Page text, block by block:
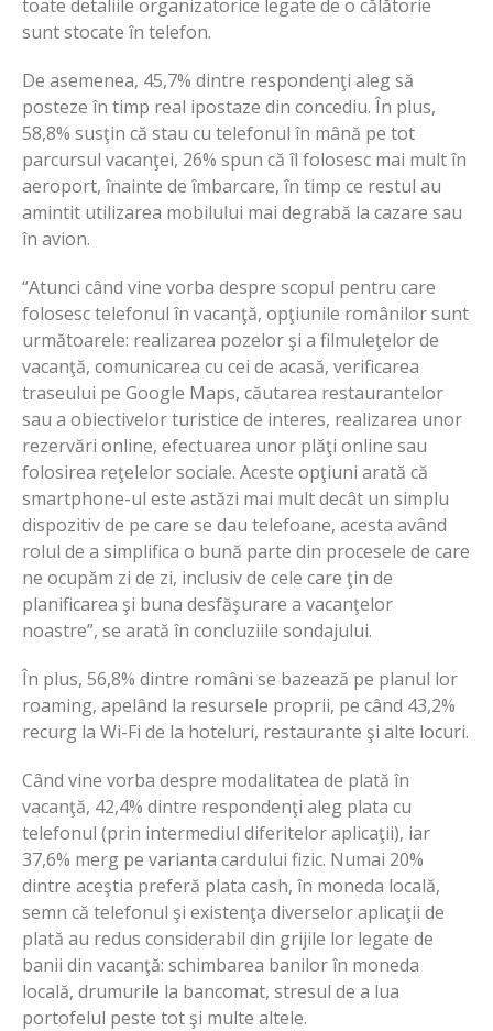
toate detaliile organizatorice legate de o călătorie
sunt stocate în telefon.
De asemenea, 45,7% dintre respondenţi aleg să
posteze în timp real ipostaze din concediu. În plus,
58,8% susţin că stau cu telefonul în mână pe tot
parcursul vacanţei, 26% spun că îl folosesc mai mult în
aeroport, înainte de îmbarcare, în timp ce restul au
amintit utilizarea mobilului mai degrabă la cazare sau
în avion.
“Atunci când vine vorba despre scopul pentru care
folosesc telefonul în vacanţă, opţiunile românilor sunt
următoarele: realizarea pozelor şi a filmuleţelor de
vacanţă, comunicarea cu cei de acasă, verificarea
traseului pe Google Maps, căutarea restaurantelor
sau a obiectivelor turistice de interes, realizarea unor
rezervări online, efectuarea unor plăţi online sau
folosirea reţelelor sociale. Aceste opţiuni arată că
smartphone-ul este astăzi mai mult decât un simplu
dispozitiv de pe care se dau telefoane, acesta având
rolul de a simplifica o bună parte din procesele de care
ne ocupăm zi de zi, inclusiv de cele care ţin de
planificarea şi buna desfăşurare a vacanţelor
noastre”, se arată în concluziile sondajului.
În plus, 56,8% dintre români se bazează pe planul lor
roaming, apelând la resursele proprii, pe când 43,2%
recurg la Wi-Fi de la hoteluri, restaurante şi alte locuri.
Când vine vorba despre modalitatea de plată în
vacanţă, 42,4% dintre respondenţi aleg plata cu
telefonul (prin intermediul diferitelor aplicaţii), iar
37,6% merg pe varianta cardului fizic. Numai 20%
dintre aceştia preferă plata cash, în moneda locală,
semn că telefonul şi existenţa diverselor aplicaţii de
plată au redus considerabil din grijile lor legate de
banii din vacanţă: schimbarea banilor în moneda
locală, drumurile la bancomat, stresul de a lua
portofelul peste tot şi multe altele.